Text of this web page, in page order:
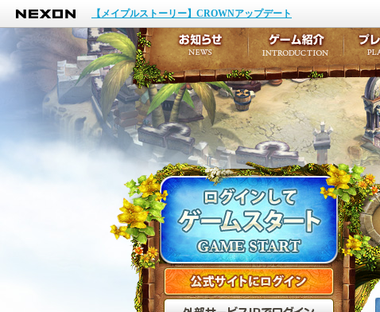
NEXON
【メイプルストーリー】CROWNアップデート
お知らせ
イベント
アップデート
メンテナンス
ゲ